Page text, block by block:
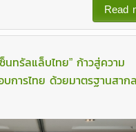
Read
นทรัลแล็บไทย” ก้าวสู่ความ
บการไทย ด้วยมาตรฐานสากล